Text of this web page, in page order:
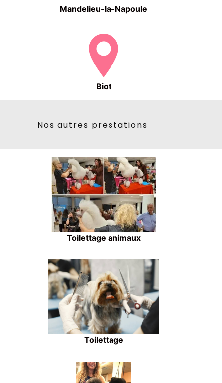
Mandelieu-la-Napoule
Biot
Nos autres prestations
Toilettage animaux
Toilettage